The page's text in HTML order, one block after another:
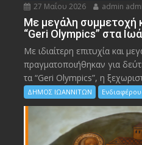
27 Μαΐου 2026 admin
Με μεγάλη συμμετοχή
“Geri Olympics” στα
Με ιδιαίτερη επιτυχία και
πραγματοποιήθηκαν για
τα “Geri Olympics”, η
ΔΗΜΟΣ ΙΩΑΝΝΙΤΩΝ